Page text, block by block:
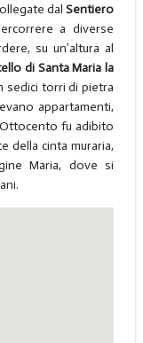
dalSentiero
a diverse
su un’altura al
di Santa Maria la
sedici torri di pietra
appartamenti,
fu adibito
della cinta muraria,
Maria, dove si